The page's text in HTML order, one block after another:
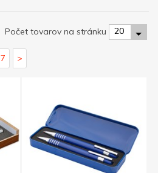
Počet tovarov na stránku 20
7 >